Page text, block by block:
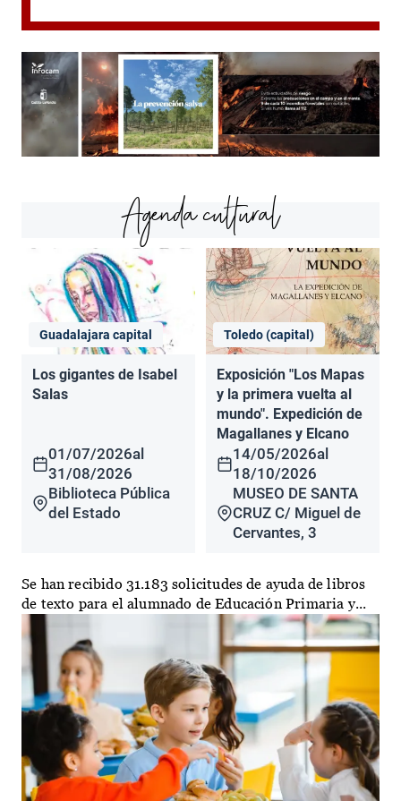
Agenda cultural
Guadalajara capital
Los gigantes de Isabel
Salas
01/07/2026al
31/08/2026
Biblioteca Pública
del Estado
Toledo (capital)
Exposición "Los Mapas
y la primera vuelta al
mundo". Expedición de
Magallanes y Elcano
14/05/2026al
18/10/2026
MUSEO DE SANTA
CRUZ C/ Miguel de
Cervantes, 3
Se han recibido 31.183 solicitudes de ayuda de libros
de texto para el alumnado de Educación Primaria y...